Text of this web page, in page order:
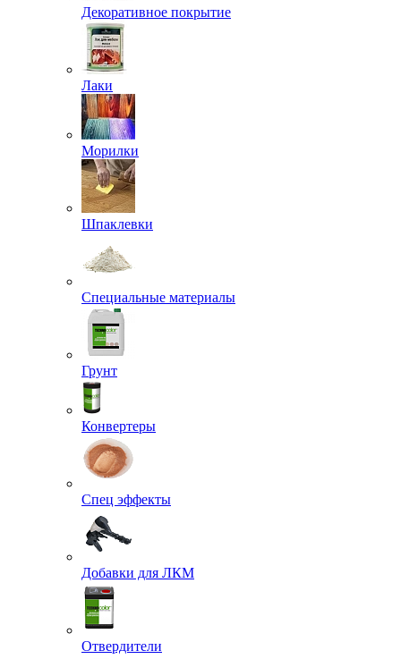
Декоративное покрытие
Лаки
Морилки
Шпаклевки
Специальные материалы
Грунт
Конвертеры
Спец эффекты
Добавки для ЛКМ
Отвердители